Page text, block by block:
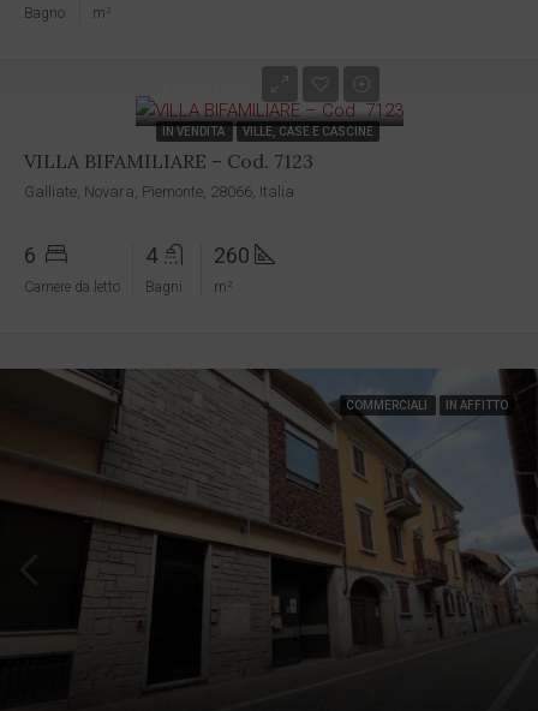
Bagno m²
IN VENDITA VILLE, CASE E CASCINE
VILLA BIFAMILIARE – Cod. 7123
Galliate, Novara, Piemonte, 28066, Italia
6
Camere da letto
4
Bagni
260
m²
COMMERCIALI IN AFFITTO